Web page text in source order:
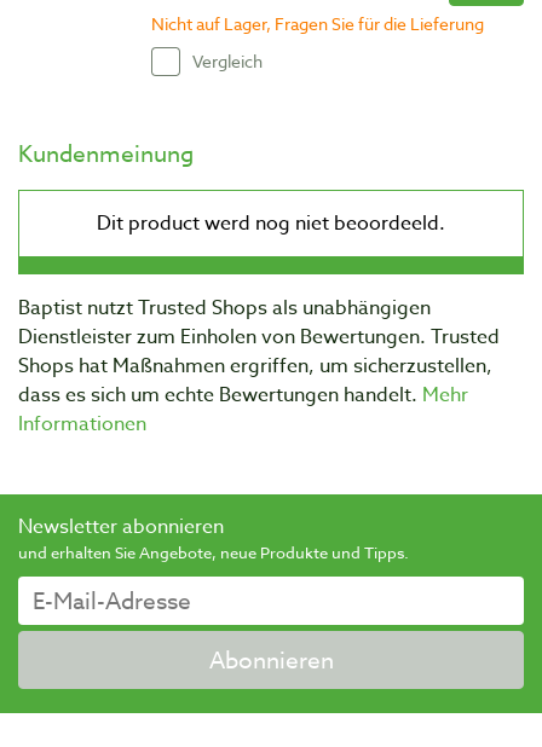
Nicht auf Lager, Fragen Sie für die Lieferung
Vergleich
Kundenmeinung
Baptist nutzt Trusted Shops als unabhängigen
Dienstleister zum Einholen von Bewertungen. Trusted
Shops hat Maßnahmen ergriffen, um sicherzustellen,
dass es sich um echte Bewertungen handelt. Mehr
Informationen
Newsletter abonnieren
und erhalten Sie Angebote, neue Produkte und Tipps.
Abonnieren